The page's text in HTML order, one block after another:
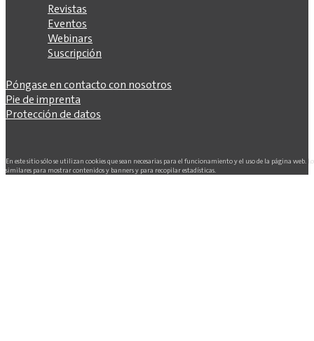
Revistas
Eventos
Webinars
Suscripción
Póngase en contacto con nosotros
Pie de imprenta
Protección de datos
En este sitio sólo se utilizan cookies que sean necesarias para el funcionamiento y el uso de la página web.
similares para mostrar contenidos y banners y para recopilar estadísticas.